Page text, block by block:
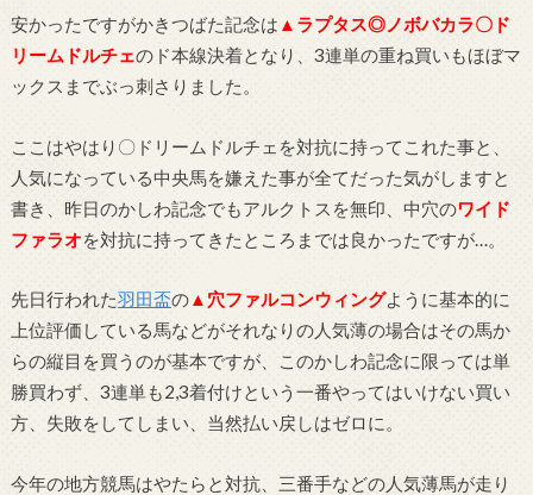
安かったですがかきつばた記念は ▲ラプタス◎ノボバカラ〇ド
リームドルチェのド本線決着となり、3連単の重ね買いもほぼマ
ックスまでぶっ刺さりました。
ここはやはり〇ドリームドルチェを対抗に持ってこれた事と、
人気になっている中央馬を嫌えた事が全てだった気がしますと
書き、昨日のかしわ記念でもアルクトスを無印、中穴のワイド
ファラオを対抗に持ってきたところまでは良かったですが…。
先日行われた羽田盃の▲穴ファルコンウィングように基本的に
上位評価している馬などがそれなりの人気薄の場合はその馬か
らの縦目を買うのが基本ですが、このかしわ記念に限っては単
勝買わず、3連単も2,3着付けという一番やってはいけない買い
方、失敗をしてしまい、当然払い戻しはゼロに。
今年の地方競馬はやたらと対抗、三番手などの人気薄馬が走り